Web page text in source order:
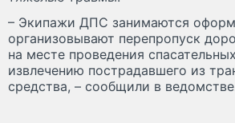
– Экипажи ДПС занимаются
организовывают перепропуск
на месте проведения
извлечению пострадавшего из
средства, – сообщили в